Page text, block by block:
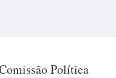
Política